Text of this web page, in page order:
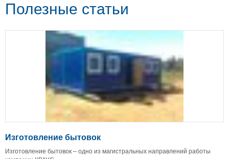
Полезные статьи
Изготовление бытовок
Изготовление бытовок – одно из магистральных направлений работы